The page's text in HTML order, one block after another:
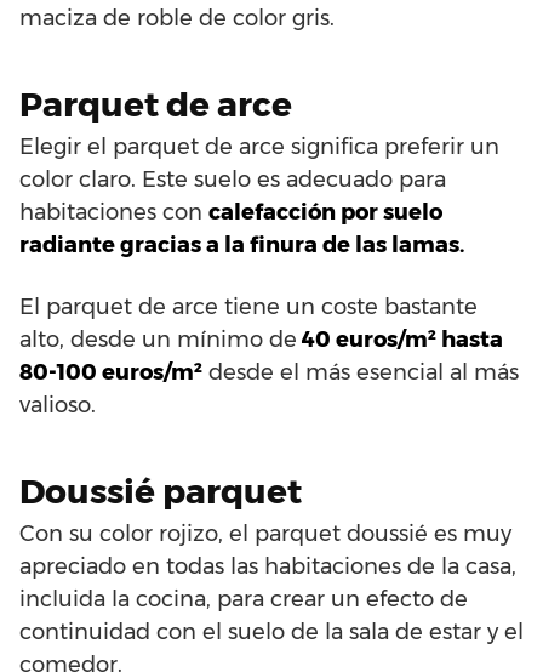
maciza de roble de color gris.
Parquet de arce
Elegir el parquet de arce significa preferir un
color claro. Este suelo es adecuado para
habitaciones con calefacción por suelo
radiante gracias a la finura de las lamas.
El parquet de arce tiene un coste bastante
alto, desde un mínimo de 40 euros/m² hasta
80-100 euros/m² desde el más esencial al más
valioso.
Doussié parquet
Con su color rojizo, el parquet doussié es muy
apreciado en todas las habitaciones de la casa,
incluida la cocina, para crear un efecto de
continuidad con el suelo de la sala de estar y el
comedor.